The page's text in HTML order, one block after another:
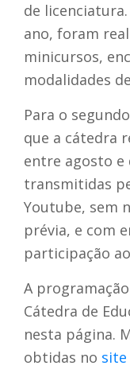
de
ano, foram
minicursos,
modalidades
Para o
que a cátedra
entre agosto e
transmitidas
Youtube, sem
prévia, e com
participação
A
Cátedra de
nesta página.
obtidas no site